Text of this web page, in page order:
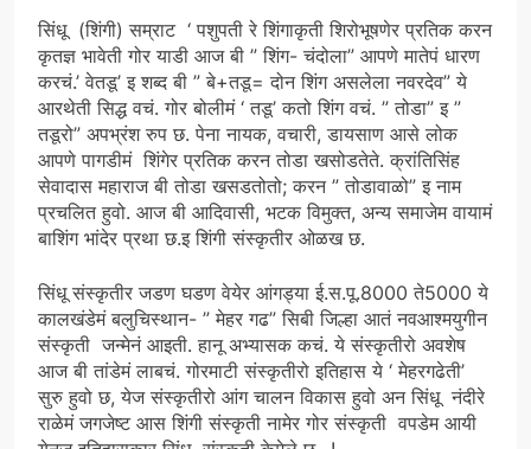
सिंधू (शिंगी) सम्राट ‘ पशुपती रे शिंगाकृती शिरोभूषणेर प्रतिक करन
कृतज्ञ भावेती गोर याडी आज बी ” शिंग- चंदोला” आपणे मातेपं धारण
करचं.’ वेतडू’ इ शब्द बी ” बे+तडू= दोन शिंग असलेला नवरदेव” ये
आरथेती सिद्ध वचं. गोर बोलीमं ‘ तडू’ कतो शिंग वचं. ” तोडा” इ ”
तडूरो” अपभ्रंश रुप छ. पेना नायक, वचारी, डायसाण आसे लोक
आपणे पागडीमं शिंगेर प्रतिक करन तोडा खसोडतेते. क्रांतिसिंह
सेवादास महाराज बी तोडा खसडतोतो; करन ” तोडावाळो” इ नाम
प्रचलित हुवो. आज बी आदिवासी, भटक विमुक्त, अन्य समाजेम वायामं
बाशिंग भांदेर प्रथा छ.इ शिंगी संस्कृतीर ओळख छ.
सिंधू संस्कृतीर जडण घडण वेयेर आंगड्या ई.स.पू.8000 ते5000 ये
कालखंडेमं बलुचिस्थान- ” मेहर गढ” सिबी जिल्हा आतं नवआश्मयुगीन
संस्कृती जन्मेनं आइती. हानू अभ्यासक कचं. ये संस्कृतीरो अवशेष
आज बी तांडेमं लाबचं. गोरमाटी संस्कृतीरो इतिहास ये ‘ मेहरगढेती’
सुरु हुवो छ, येज संस्कृतीरो आंग चालन विकास हुवो अन सिंधू नंदीरे
राळेमं जगजेष्ट आस शिंगी संस्कृती नामेर गोर संस्कृती वपडेम आयी